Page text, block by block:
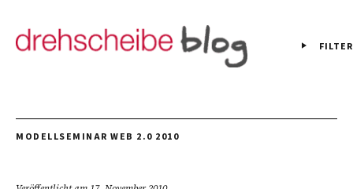
FILTER
MODELLSEMINAR WEB 2.0 2010